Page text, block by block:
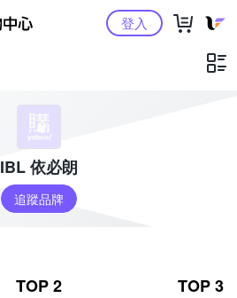
Yahoo購物中心登入
IBL 依必朗
追蹤品牌
TOP 2 TOP 3